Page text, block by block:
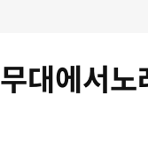
대에서노